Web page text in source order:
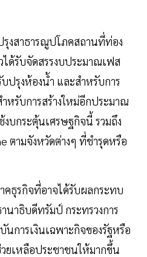
รุงสาธารณูปโภคสถานที่ท่อง
ได้รับจัดสรรงบประมาณเฟส
ปรุงห้องน้ำ และสำหรับการ
หรับการสร้างใหม่อีกประมาณ
บกระตุ้นเศรษฐกิจนี้ รวมถึง
ตามจังหวัดต่างๆ ที่ชำรุดหรือ
คธุรกิจที่อาจได้รับผลกระทบ
นาธิบดีทรัมป์ กระทรวงการ
การเงินเฉพาะกิจของรัฐหรือ
ยเหลือประชาชนให้มากขึ้น